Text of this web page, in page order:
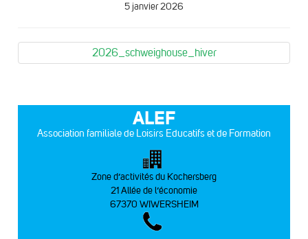
5 janvier 2026
2026_schweighouse_hiver
ALEF
Association familiale de Loisirs Educatifs et de Formation
Zone d’activités du Kochersberg
21 Allée de l’économie
67370 WIWERSHEIM